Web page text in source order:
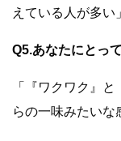
えている人が多い」
Q5.あなたにとっ
「『ワクワク』
らの一味みたいな